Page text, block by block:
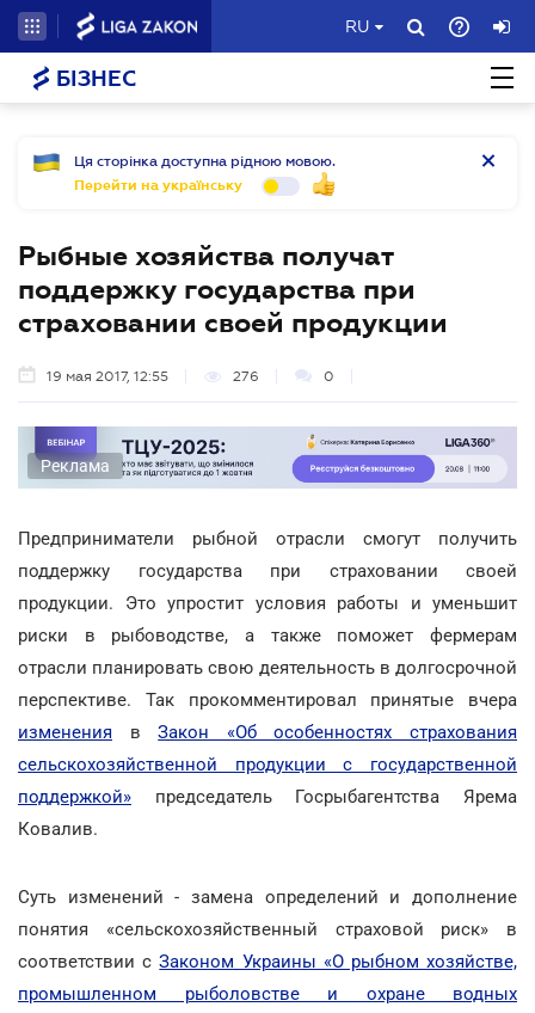
RU
БІЗНЕС
Ця сторінка доступна рідною мовою.
Перейти на українську
Рыбные хозяйства получат
поддержку государства при
страховании своей продукции
19 мая 2017, 12:55 276 0
Реклама
Предприниматели рыбной отрасли смогут получить
поддержку государства при страховании своей
продукции. Это упростит условия работы и уменьшит
риски в рыбоводстве, а также поможет фермерам
отрасли планировать свою деятельность в долгосрочной
перспективе. Так прокомментировал принятые вчера
изменения вЗакон «Об особенностях страхования
сельскохозяйственной продукции с государственной
поддержкой» председатель Госрыбагентства Ярема
Ковалив.
Суть изменений - замена определений и дополнение
понятия «сельскохозяйственный страховой риск» в
соответствии сЗаконом Украины «О рыбном хозяйстве,
промышленном рыболовстве и охране водных